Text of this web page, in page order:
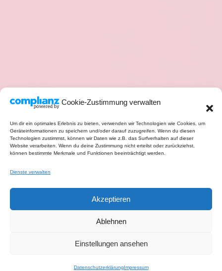
Cookie-Zustimmung verwalten
Um dir ein optimales Erlebnis zu bieten, verwenden wir Technologien wie Cookies, um
Geräteinformationen zu speichern und/oder darauf zuzugreifen. Wenn du diesen
Technologien zustimmst, können wir Daten wie z.B. das Surfverhalten auf dieser
Website verarbeiten. Wenn du deine Zustimmung nicht erteilst oder zurückziehst,
können bestimmte Merkmale und Funktionen beeinträchtigt werden.
Dienste verwalten
Akzeptieren
Ablehnen
Einstellungen ansehen
DatenschutzerklärungImpressum